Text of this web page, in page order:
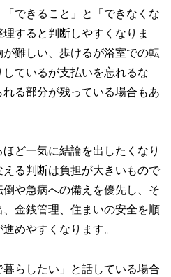
できること」と「できなくな
すると判断しやすくなりま
難しい、歩けるが浴室での転
ているが支払いを忘れるな
る部分が残っている場合もあ
ど一気に結論を出したくなり
る判断は負担が大きいもので
や急病への備えを優先し、そ
金銭管理、住まいの安全を順
めやすくなります。
らしたい」と話している場合